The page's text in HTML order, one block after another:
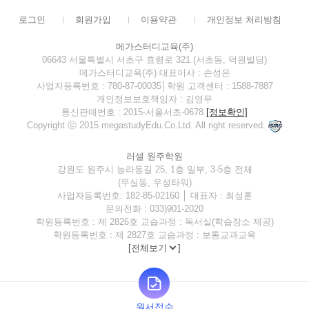
로그인 회원가입 이용약관 개인정보 처리방침
메가스터디교육(주)
06643 서울특별시 서초구 효령로 321 (서초동, 덕원빌딩)
메가스터디교육(주) 대표이사 : 손성은
사업자등록번호 : 780-87-00035│학원 고객센터 : 1588-7887
개인정보보호책임자 : 김영무
통신판매번호 : 2015-서울서초-0678 [정보확인]
Copyright ⓒ 2015 megastudyEdu.Co.Ltd. All right reserved.
러셀 원주학원
강원도 원주시 능라동길 25, 1층 일부, 3-5층 전체
(무실동, 우성타워)
사업자등록번호: 182-85-02160 │ 대표자 : 최성훈
문의전화 : 033)901-2020
학원등록번호 : 제 2826호 교습과정 : 독서실(학습장소 제공)
학원등록번호 : 제 2827호 교습과정 : 보통교과교육
[전체보기 ]